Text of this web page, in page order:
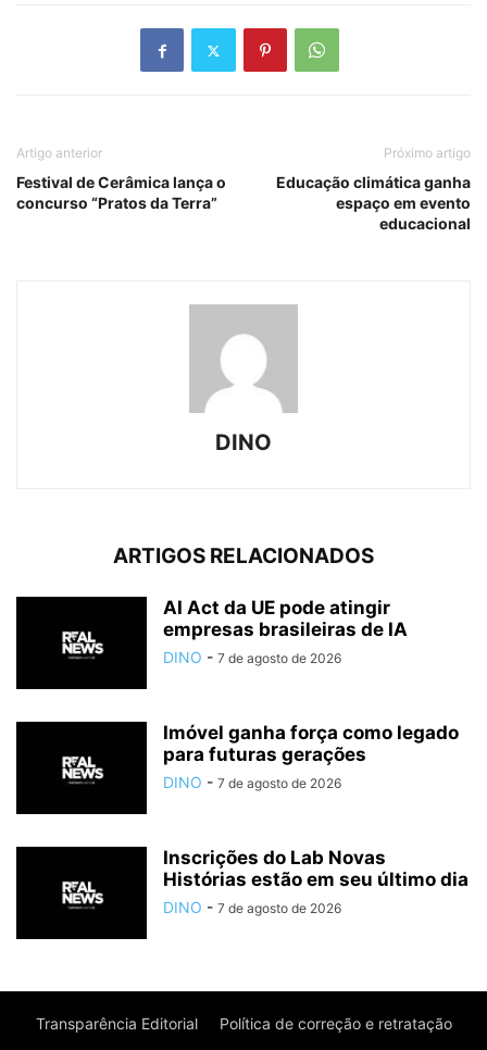
Artigo anterior
Festival de Cerâmica lança o
concurso “Pratos da Terra”
Próximo artigo
Educação climática ganha
espaço em evento
educacional
DINO
ARTIGOS RELACIONADOS
AI Act da UE pode atingir
empresas brasileiras de IA
DINO - 7 de agosto de 2026
Imóvel ganha força como legado
para futuras gerações
DINO - 7 de agosto de 2026
Inscrições do Lab Novas
Histórias estão em seu último dia
DINO - 7 de agosto de 2026
Transparência Editorial Política de correção e retratação